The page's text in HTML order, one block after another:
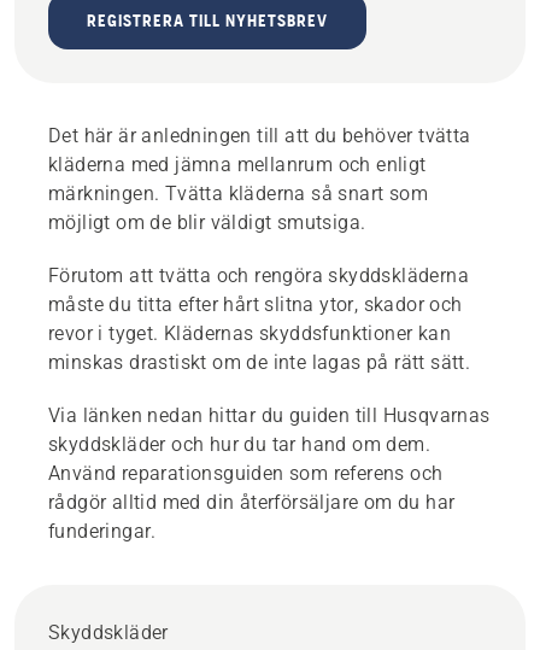
REGISTRERA TILL NYHETSBREV
Det här är anledningen till att du behöver tvätta
kläderna med jämna mellanrum och enligt
märkningen. Tvätta kläderna så snart som
möjligt om de blir väldigt smutsiga.
Förutom att tvätta och rengöra skyddskläderna
måste du titta efter hårt slitna ytor, skador och
revor i tyget. Klädernas skyddsfunktioner kan
minskas drastiskt om de inte lagas på rätt sätt.
Via länken nedan hittar du guiden till Husqvarnas
skyddskläder och hur du tar hand om dem.
Använd reparationsguiden som referens och
rådgör alltid med din återförsäljare om du har
funderingar.
Skyddskläder